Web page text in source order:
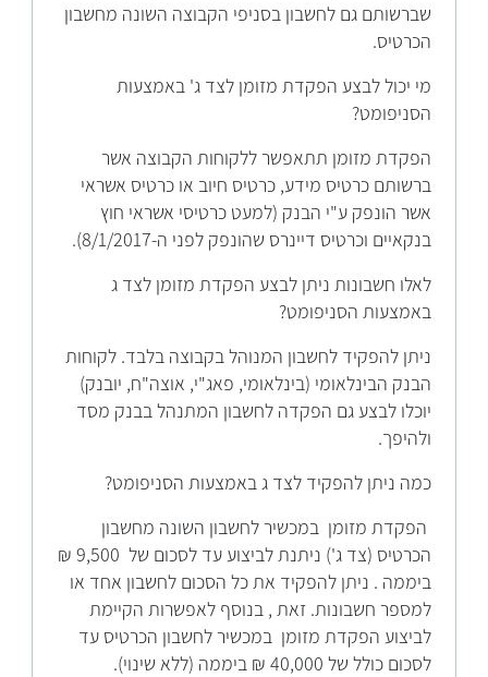
שברשותם גם לחשבון בסניפי הקבוצה השונה מחשבון
הכרטיס.
מי יכול לבצע הפקדת מזומן לצד ג' באמצעות
הסניפומט?
הפקדת מזומן תתאפשר ללקוחות הקבוצה אשר
ברשותם כרטיס מידע, כרטיס חיוב או כרטיס אשראי
אשר הונפק ע"י הבנק (למעט כרטיסי אשראי חוץ
בנקאיים וכרטיס דיינרס שהונפק לפני ה-8/1/2017).
לאלו חשבונות ניתן לבצע הפקדת מזומן לצד ג
באמצעות הסניפומט?
ניתן להפקיד לחשבון המנוהל בקבוצה בלבד. לקוחות
הבנק הבינלאומי (בינלאומי, פאג"י, אוצה"ח, יובנק)
יוכלו לבצע גם הפקדה לחשבון המתנהל בבנק מסד
ולהיפך.
כמה ניתן להפקיד לצד ג באמצעות הסניפומט?
הפקדת מזומן במכשיר לחשבון השונה מחשבון
הכרטיס (צד ג') ניתנת לביצוע עד לסכום של 9,500 ₪
ביממה . ניתן להפקיד את כל הסכום לחשבון אחד או
למספר חשבונות. זאת , בנוסף לאפשרות הקיימת
לביצוע הפקדת מזומן במכשיר לחשבון הכרטיס עד
לסכום כולל של 40,000 ₪ ביממה (ללא שינוי).